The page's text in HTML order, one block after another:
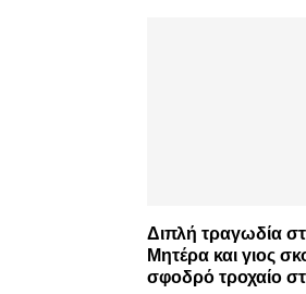
Διπλή τραγωδία
Μητέρα και γιος
σφοδρό τροχαίο